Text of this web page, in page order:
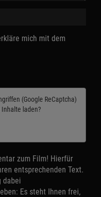
mich mit dem
(Google ReCaptcha)
laden?
zum Film! Hierfür
entsprechenden Text.
dabei
Es steht Ihnen frei,